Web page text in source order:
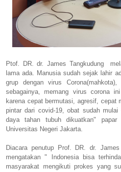
Ptof. DR. dr. James Tangkudung
lama ada. Manusia sudah sejak lahir
grup dengan virus
sebagainya, memang virus corona
karena cepat bermutasi, agresif, cepat
pintar dari covid-19, obat sudah mulai
daya tahan tubuh dikuatkan"
Universitas Negeri Jakarta.
Diacara penutup Prof. DR. dr. James
mengatakan " Indonesia bisa
masyarakat mengikuti prokes yang